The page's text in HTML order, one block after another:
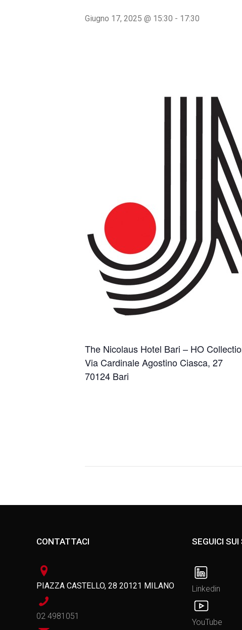
Giugno 17, 2025 @ 15:30 - 17:30
The Nicolaus Hotel Bari – HO
Via Cardinale Agostino Ciasca, 27
70124 Bari
CONTATTACI
PIAZZA CASTELLO, 28 20121 MILANO
02 4981051
SEGUICI SUI
Linkedin
YouTube